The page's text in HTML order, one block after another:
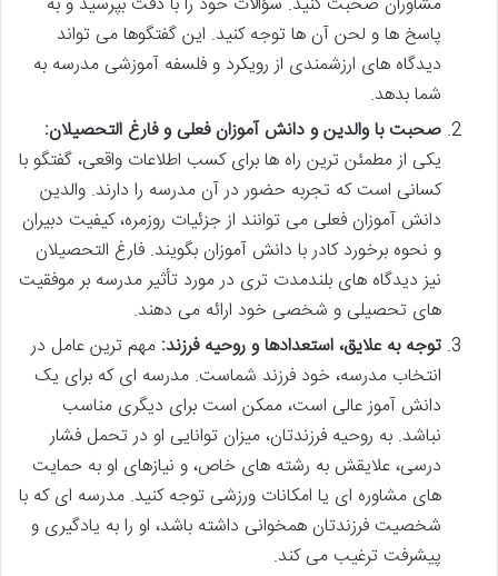
پاسخ ها و لحن آن ها توجه کنید. این گفتگوها می تواند
دیدگاه های ارزشمندی از رویکرد و فلسفه آموزشی مدرسه به
شما بدهد.
صحبت با والدین و دانش آموزان فعلی و فارغ التحصیلان:
یکی از مطمئن ترین راه ها برای کسب اطلاعات واقعی، گفتگو با
کسانی است که تجربه حضور در آن مدرسه را دارند. والدین
دانش آموزان فعلی می توانند از جزئیات روزمره، کیفیت دبیران
و نحوه برخورد کادر با دانش آموزان بگویند. فارغ التحصیلان
نیز دیدگاه های بلندمدت تری در مورد تأثیر مدرسه بر موفقیت
های تحصیلی و شخصی خود ارائه می دهند.
توجه به علایق، استعدادها و روحیه فرزند: مهم ترین عامل در
انتخاب مدرسه، خود فرزند شماست. مدرسه ای که برای یک
دانش آموز عالی است، ممکن است برای دیگری مناسب
نباشد. به روحیه فرزندتان، میزان توانایی او در تحمل فشار
درسی، علایقش به رشته های خاص، و نیازهای او به حمایت
های مشاوره ای یا امکانات ورزشی توجه کنید. مدرسه ای که با
شخصیت فرزندتان همخوانی داشته باشد، او را به یادگیری و
پیشرفت ترغیب می کند.